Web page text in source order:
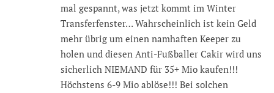
mal gespannt, was jetzt kommt im Winter
Transferfenster… Wahrscheinlich ist kein Geld
mehr übrig um einen namhaften Keeper zu
holen und diesen Anti-Fußballer Cakir wird uns
sicherlich NIEMAND für 35+ Mio kaufen!!!
Höchstens 6-9 Mio ablöse!!! Bei solchen